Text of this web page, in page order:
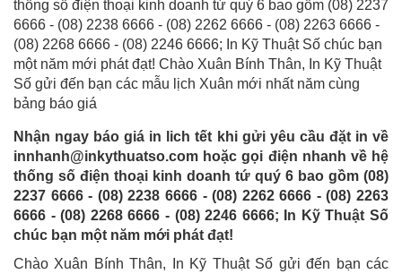
thống số điện thoại kinh doanh tứ quý 6 bao gồm (08) 2237
6666 - (08) 2238 6666 - (08) 2262 6666 - (08) 2263 6666 -
(08) 2268 6666 - (08) 2246 6666; In Kỹ Thuật Số chúc bạn
một năm mới phát đạt! Chào Xuân Bính Thân, In Kỹ Thuật
Số gửi đến bạn các mẫu lịch Xuân mới nhất năm cùng
bảng báo giá
Nhận ngay báo giá in lich tết khi gửi yêu cầu đặt in về
innhanh@inkythuatso.com hoặc gọi điện nhanh về hệ
thống số điện thoại kinh doanh tứ quý 6 bao gồm (08)
2237 6666 - (08) 2238 6666 - (08) 2262 6666 - (08) 2263
6666 - (08) 2268 6666 - (08) 2246 6666; In Kỹ Thuật Số
chúc bạn một năm mới phát đạt!
Chào Xuân Bính Thân, In Kỹ Thuật Số gửi đến bạn các